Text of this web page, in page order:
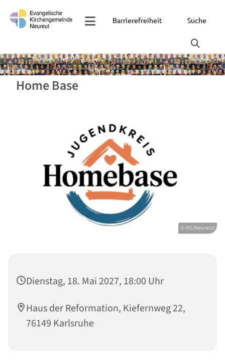
Barrierefreiheit Suche
Home Base
© KG Neureut
Dienstag, 18. Mai 2027, 18:00 Uhr
Haus der Reformation, Kiefernweg 22,
76149 Karlsruhe